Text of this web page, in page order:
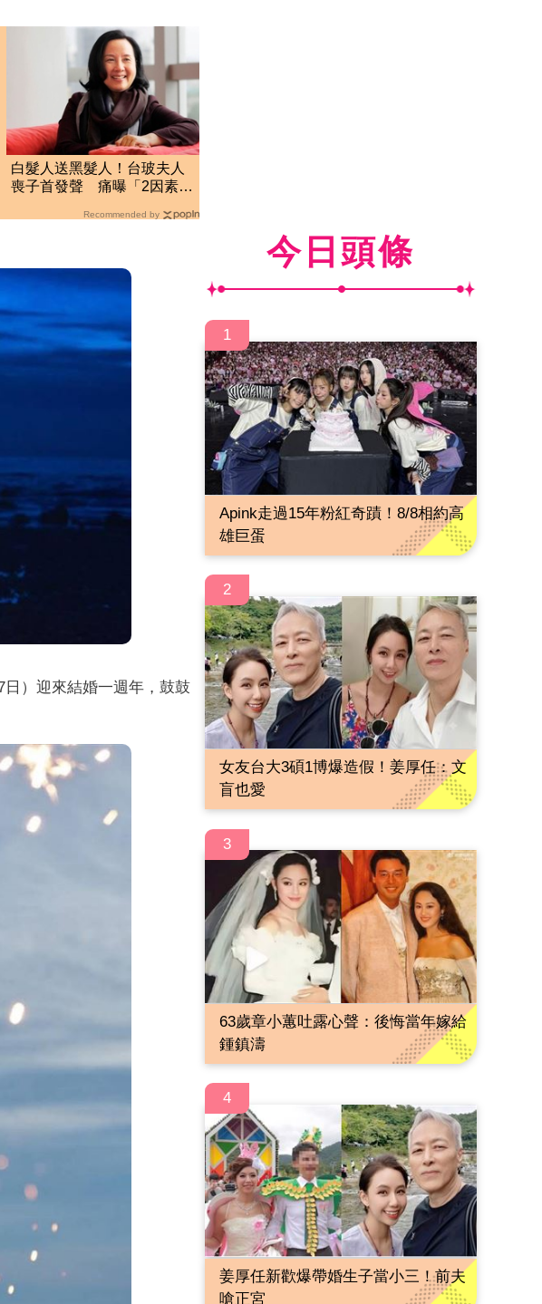
白髮人送黑髮人！台玻夫人
喪子首發聲 痛曝「2因素」
Recommended by
）迎來結婚一週年，鼓鼓
今日頭條
1
Apink走過15年粉紅奇蹟！8/8相約高
雄巨蛋
2
女友台大3碩1博爆造假！姜厚任：文
盲也愛
3
63歲章小蕙吐露心聲：後悔當年嫁給
鍾鎮濤
4
姜厚任新歡爆帶婚生子當小三！前夫
嗆正宮